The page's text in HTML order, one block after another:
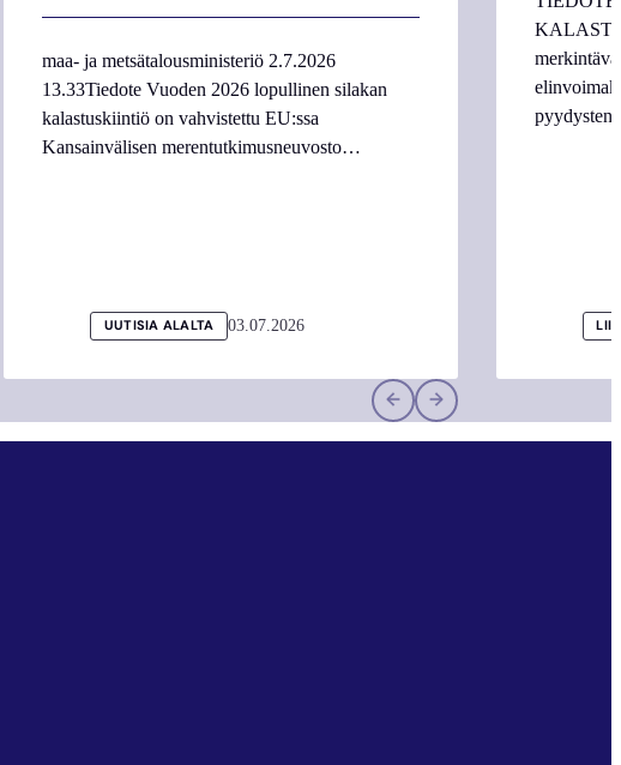
maa- ja metsätalousministeriö 2.7.2026
13.33Tiedote Vuoden 2026 lopullinen silakan
kalastuskiintiö on vahvistettu EU:ssa
Kansainvälisen merentutkimusneuvosto…
UUTISIA ALALTA 03.07.2026
pyydysten